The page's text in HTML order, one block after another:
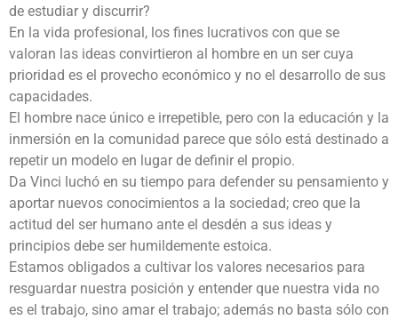
de estudiar y discurrir?
En la vida profesional, los fines lucrativos con que se
valoran las ideas convirtieron al hombre en un ser cuya
prioridad es el provecho económico y no el desarrollo de sus
capacidades.
El hombre nace único e irrepetible, pero con la educación y la
inmersión en la comunidad parece que sólo está destinado a
repetir un modelo en lugar de definir el propio.
Da Vinci luchó en su tiempo para defender su pensamiento y
aportar nuevos conocimientos a la sociedad; creo que la
actitud del ser humano ante el desdén a sus ideas y
principios debe ser humildemente estoica.
Estamos obligados a cultivar los valores necesarios para
resguardar nuestra posición y entender que nuestra vida no
es el trabajo, sino amar el trabajo; además no basta sólo con